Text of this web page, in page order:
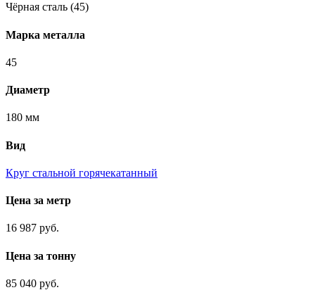
Чёрная сталь (45)
Марка металла
45
Диаметр
180 мм
Вид
Круг стальной горячекатанный
Цена за метр
16 987 руб.
Цена за тонну
85 040 руб.